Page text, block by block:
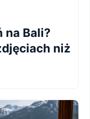
na Bali?
niż